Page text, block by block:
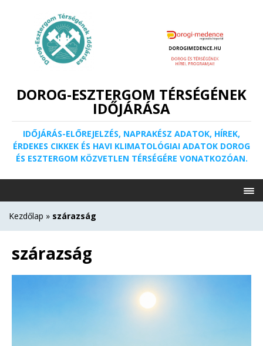
DOROG-ESZTERGOM TÉRSÉGÉNEK
IDŐJÁRÁSA
IDŐJÁRÁS-ELŐREJELZÉS, NAPRAKÉSZ ADATOK, HÍREK,
ÉRDEKES CIKKEK ÉS HAVI KLIMATOLÓGIAI ADATOK DOROG
ÉS ESZTERGOM KÖZVETLEN TÉRSÉGÉRE VONATKOZÓAN.
Kezdőlap » szárazság
szárazság